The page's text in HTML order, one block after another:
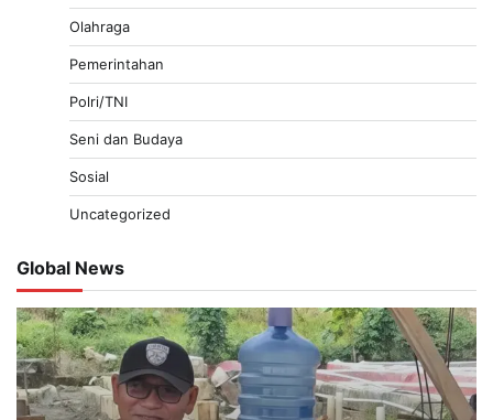
Olahraga
Pemerintahan
Polri/TNI
Seni dan Budaya
Sosial
Uncategorized
Global News